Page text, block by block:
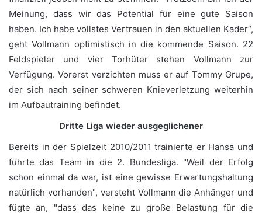
Meinung, dass wir das Potential für eine gute Saison
haben. Ich habe vollstes Vertrauen in den aktuellen Kader“,
geht Vollmann optimistisch in die kommende Saison. 22
Feldspieler und vier Torhüter stehen Vollmann zur
Verfügung. Vorerst verzichten muss er auf Tommy Grupe,
der sich nach seiner schweren Knieverletzung weiterhin
im Aufbautraining befindet.
Dritte Liga wieder ausgeglichener
Bereits in der Spielzeit 2010/2011 trainierte er Hansa und
führte das Team in die 2. Bundesliga. "Weil der Erfolg
schon einmal da war, ist eine gewisse Erwartungshaltung
natürlich vorhanden", versteht Vollmann die Anhänger und
fügte an, "dass das keine zu große Belastung für die